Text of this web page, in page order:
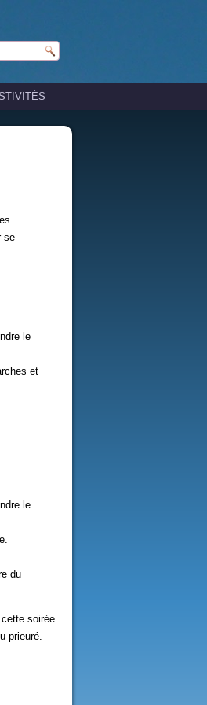
se
le
et
le
du
soirée
prieuré.